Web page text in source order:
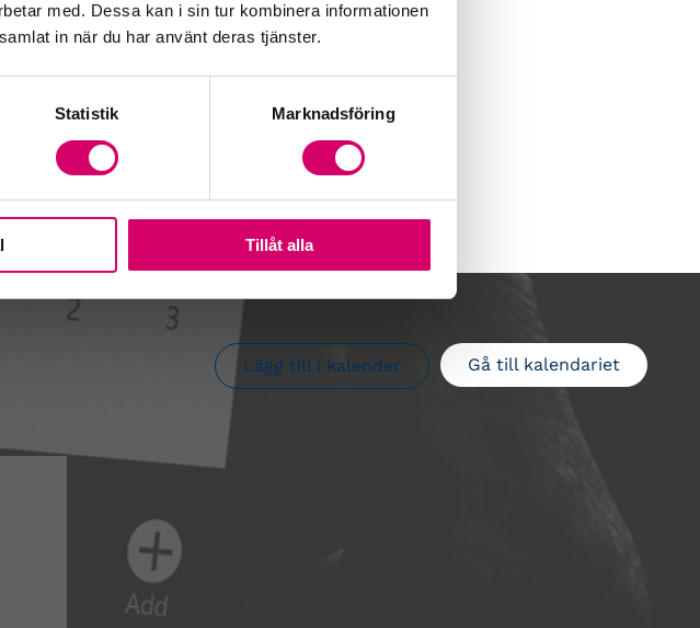
med. Dessa kan i sin tur kombinera informationen
in när du har använt deras tjänster.
Statistik Marknadsföring
Tillåt alla
Gå till kalendariet
Lägg till i kalender